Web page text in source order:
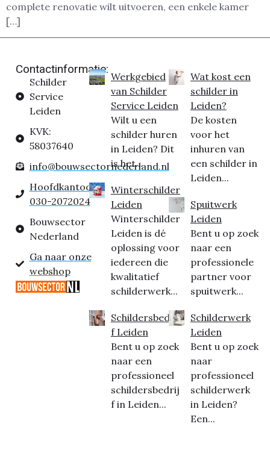
complete renovatie wilt uitvoeren, een enkele kamer
[…]
Contactinformatie:
Schilder
Service
Leiden
KVK:
58037640
info@bouwsectornederland.nl
Hoofdkantoor:
030-2072024
Bouwsector
Nederland
Ga naar onze
webshop
Werkgebied
van Schilder
Service Leiden
Wilt u een
schilder huren
in Leiden? Dit
is het...
Winterschilder
Leiden
Winterschilder
Leiden is dé
oplossing voor
iedereen die
kwalitatief
schilderwerk...
Schildersbedrij
f Leiden
Bent u op zoek
naar een
professioneel
schildersbedrij
f in Leiden...
Wat kost een
schilder in
Leiden?
De kosten
voor het
inhuren van
een schilder in
Leiden...
Spuitwerk
Leiden
Bent u op zoek
naar een
professionele
partner voor
spuitwerk...
Schilderwerk
Leiden
Bent u op zoek
naar
professioneel
schilderwerk
in Leiden?
Een...